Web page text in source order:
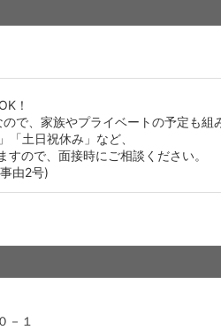
！
で、家族やプライベートの予定も組
土日祝休み」など、
ので、面接時にご相談ください。
由2号)
－１